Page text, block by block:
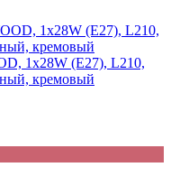
1х28W (E27), L210,
кремовый